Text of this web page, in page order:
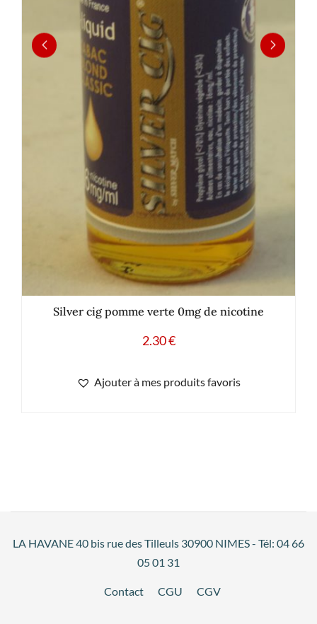
Silver cig pomme verte 0mg de nicotine
2.30€
Ajouter à mes produits favoris
LA HAVANE 40 bis rue des Tilleuls 30900 NIMES - Tél: 04 66
05 01 31
Contact CGU CGV